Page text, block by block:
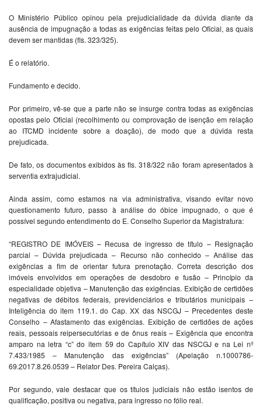
O Ministério Público opinou pela prejudicialidade da dúvida diante da
ausência de impugnação a todas as exigências feitas pelo Oficial, as quais
devem ser mantidas (fls. 323/325).
É o relatório.
Fundamento e decido.
Por primeiro, vê-se que a parte não se insurge contra todas as exigências
opostas pelo Oficial (recolhimento ou comprovação de isenção em relação
ao ITCMD incidente sobre a doação), de modo que a dúvida resta
prejudicada.
De fato, os documentos exibidos às fls. 318/322 não foram apresentados à
serventia extrajudicial.
Ainda assim, como estamos na via administrativa, visando evitar novo
questionamento futuro, passo à análise do óbice impugnado, o que é
possível segundo entendimento do E. Conselho Superior da Magistratura:
“REGISTRO DE IMÓVEIS – Recusa de ingresso de título – Resignação
parcial – Dúvida prejudicada – Recurso não conhecido – Análise das
exigências a fim de orientar futura prenotação. Correta descrição dos
imóveis envolvidos em operações de desdobro e fusão – Princípio da
especialidade objetiva – Manutenção das exigências. Exibição de certidões
negativas de débitos federais, previdenciários e tributários municipais –
Inteligência do item 119.1. do Cap. XX das NSCGJ – Precedentes deste
Conselho – Afastamento das exigências. Exibição de certidões de ações
reais, pessoais reipersecutórias e de ônus reais – Exigência que encontra
amparo na letra “c” do item 59 do Capítulo XIV das NSCGJ e na Lei nº
7.433/1985 – Manutenção das exigências” (Apelação n.1000786-
69.2017.8.26.0539 – Relator Des. Pereira Calças).
Por segundo, vale destacar que os títulos judiciais não estão isentos de
qualificação, positiva ou negativa, para ingresso no fólio real.